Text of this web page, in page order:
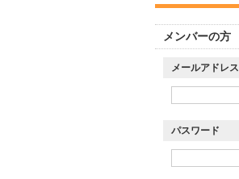
メンバーの方
メールアドレス
パスワード